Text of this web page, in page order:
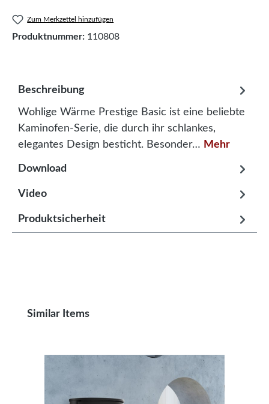
Zum Merkzettel hinzufügen
Produktnummer: 110808
Beschreibung
Wohlige Wärme Prestige Basic ist eine beliebte
Kaminofen-Serie, die durch ihr schlankes,
elegantes Design besticht. Besonder… Mehr
Download
Video
Produktsicherheit
Produktgalerie überspringen
Similar Items